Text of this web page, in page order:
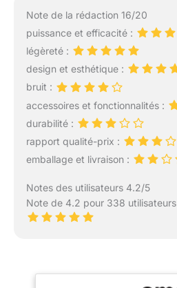
Note de la rédaction 16/20
puissance et efficacité :
légèreté :
design et esthétique :
bruit :
accessoires et fonctionnalités :
durabilité :
rapport qualité-prix :
emballage et livraison :
Notes des utilisateurs 4.2/5
Note de 4.2 pour 338 utilisateurs